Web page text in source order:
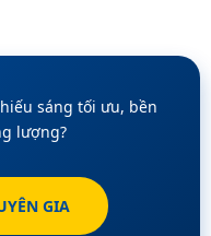
sáng tối ưu, bền
lượng?
GIA